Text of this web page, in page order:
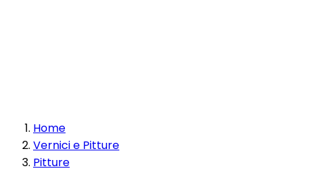
Home
Vernici e Pitture
Pitture